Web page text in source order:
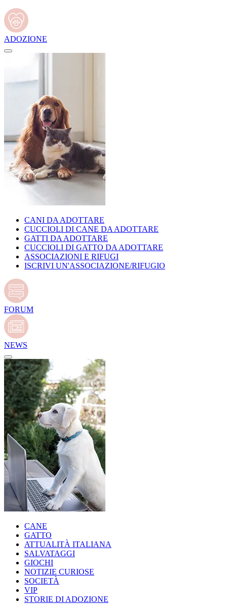
ADOZIONE
CANI DA ADOTTARE
CUCCIOLI DI CANE DA ADOTTARE
GATTI DA ADOTTARE
CUCCIOLI DI GATTO DA ADOTTARE
ASSOCIAZIONI E RIFUGI
ISCRIVI UN'ASSOCIAZIONE/RIFUGIO
FORUM
NEWS
CANE
GATTO
ATTUALITÀ ITALIANA
SALVATAGGI
GIOCHI
NOTIZIE CURIOSE
SOCIETÀ
VIP
STORIE DI ADOZIONE